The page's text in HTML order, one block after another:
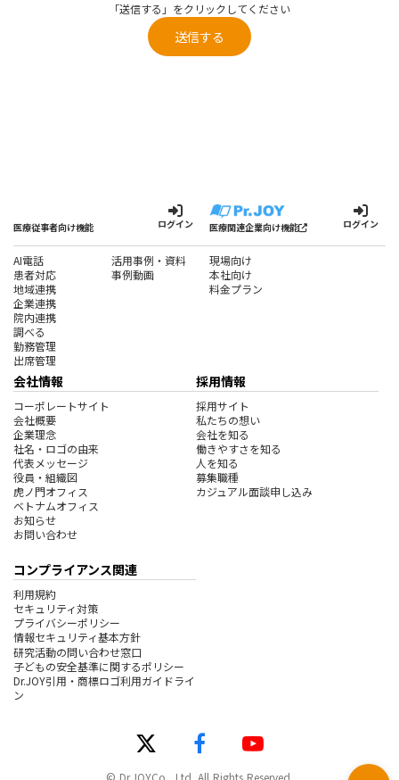
「送信する」をクリックしてください
送信する
医療従事者向け機能 ログイン
AI電話
患者対応
地域連携
企業連携
院内連携
調べる
勤務管理
出席管理
活用事例・資料
事例動画
医療関連企業向け機能 ログイン
現場向け
本社向け
料金プラン
会社情報
コーポレートサイト
会社概要
企業理念
社名・ロゴの由来
代表メッセージ
役員・組織図
虎ノ門オフィス
ベトナムオフィス
お知らせ
お問い合わせ
採用情報
採用サイト
私たちの想い
会社を知る
働きやすさを知る
人を知る
募集職種
カジュアル面談申し込み
コンプライアンス関連
利用規約
セキュリティ対策
プライバシーポリシー
情報セキュリティ基本方針
研究活動の問い合わせ窓口
子どもの安全基準に関するポリシー
Dr.JOY引用・商標ロゴ利用ガイドライ
ン